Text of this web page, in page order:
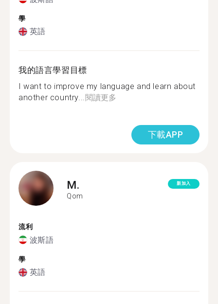
學
英語
我的語言學習目標
I want to improve my language and learn about
another country...閱讀更多
下載APP
M.
Qom
新加入
流利
波斯語
學
英語